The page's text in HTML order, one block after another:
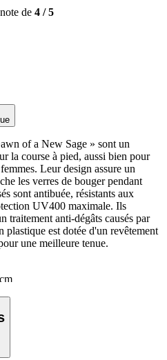
de 4 /5
of a New Sage » sont un
la course à pied, aussi bien pour
Leur design assure un
les verres de bouger pendant
sont antibuée, résistants aux
UV400 maximale. Ils
traitement anti-dégâts causés par
plastique est dotée d'un revêtement
une meilleure tenue.
5,8 cm
: environ 5 cm
: env. 7,0-8,2 cm
aux rayures